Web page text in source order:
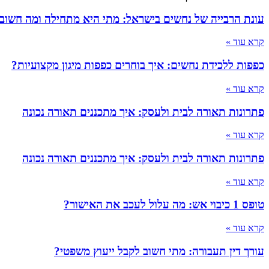
עונת הרבייה של נחשים בישראל: מתי היא מתחילה ומה
קרא עוד »
כפפות ללכידת נחשים: איך בוחרים כפפות מיגון מקצועיות?
קרא עוד »
פתרונות תאורה לבית ולעסק: איך מתכננים תאורה נכונה
קרא עוד »
פתרונות תאורה לבית ולעסק: איך מתכננים תאורה נכונה
קרא עוד »
טופס 1 כיבוי אש: מה עלול לעכב את האישור?
קרא עוד »
עורך דין תעבורה: מתי חשוב לקבל ייעוץ משפטי?